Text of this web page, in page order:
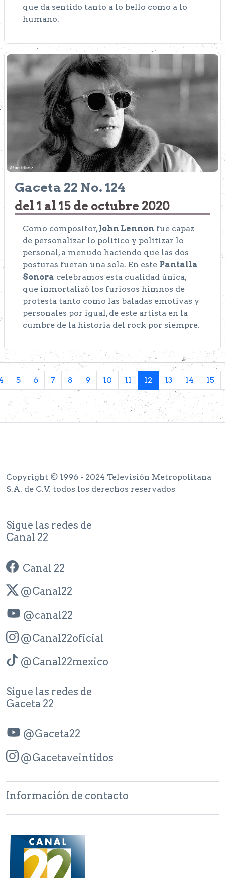
que da sentido tanto a lo bello como a lo
humano.
Gaceta 22 No. 124
del 1 al 15 de octubre 2020
Como compositor, John Lennon fue capaz
de personalizar lo político y politizar lo
personal, a menudo haciendo que las dos
posturas fueran una sola. En este Pantalla
Sonora celebramos esta cualidad única,
que inmortalizó los furiosos himnos de
protesta tanto como las baladas emotivas y
personales por igual, de este artista en la
cumbre de la historia del rock por siempre.
5 6 7 8 9 10 11 12 13 14 15
Copyright © 1996 - 2024 Televisión Metropolitana
S.A. de C.V. todos los derechos reservados
Sigue las redes de
Canal 22
Canal 22
@Canal22
@canal22
@Canal22oficial
@Canal22mexico
Sigue las redes de
Gaceta 22
@Gaceta22
@Gacetaveintidos
Información de contacto